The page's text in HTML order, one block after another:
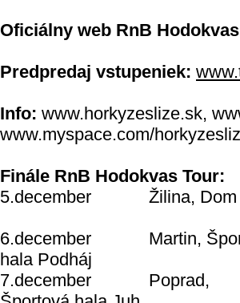
Oficiálny web RnB
Predpredaj vstupeniek:
Info: www.horkyzeslize.sk,
www.myspace.com/
Finále RnB Hodokvas Tour:
5.december Žilina, Dom
6.december Martin,
hala Podháj
7.december Poprad,